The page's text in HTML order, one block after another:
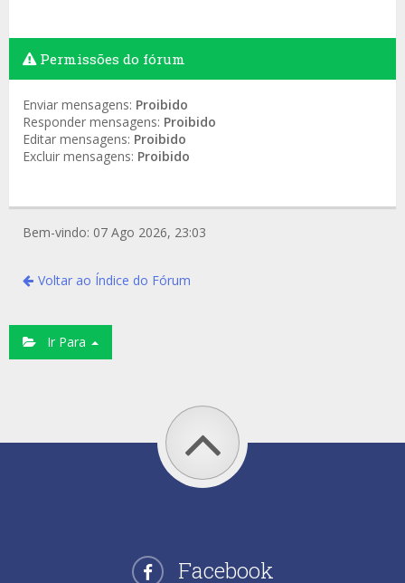
Permissões do fórum
Enviar mensagens: Proibido
Responder mensagens: Proibido
Editar mensagens: Proibido
Excluir mensagens: Proibido
Bem-vindo: 07 Ago 2026, 23:03
Voltar ao Índice do Fórum
Ir Para
Facebook